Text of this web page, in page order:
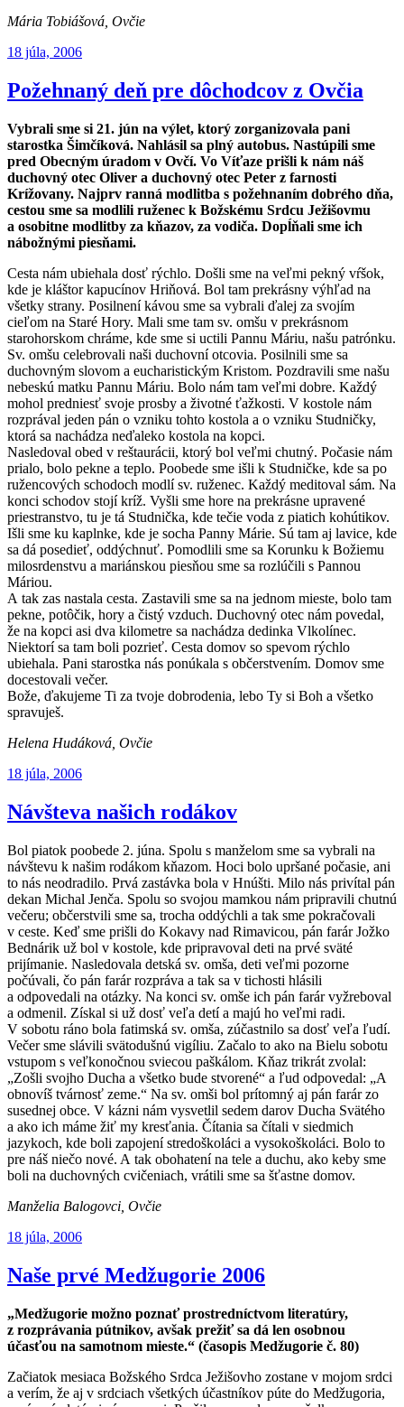
Mária Tobiášová, Ovčie
Publikované
18 júla, 2006
Požehnaný deň pre dôchodcov z Ovčia
Vybrali sme si 21. jún na výlet, ktorý zorganizovala pani
starostka Šimčíková. Nahlásil sa plný autobus. Nastúpili sme
pred Obecným úradom v Ovčí. Vo Víťaze prišli k nám náš
duchovný otec Oliver a duchovný otec Peter z farnosti
Krížovany. Najprv ranná modlitba s požehnaním dobrého dňa,
cestou sme sa modlili ruženec k Božskému Srdcu Ježišovmu
a osobitne modlitby za kňazov, za vodiča. Dopĺňali sme ich
nábožnými piesňami.
Cesta nám ubiehala dosť rýchlo. Došli sme na veľmi pekný vŕšok,
kde je kláštor kapucínov Hriňová. Bol tam prekrásny výhľad na
všetky strany. Posilnení kávou sme sa vybrali ďalej za svojím
cieľom na Staré Hory. Mali sme tam sv. omšu v prekrásnom
starohorskom chráme, kde sme si uctili Pannu Máriu, našu patrónku.
Sv. omšu celebrovali naši duchovní otcovia. Posilnili sme sa
duchovným slovom a eucharistickým Kristom. Pozdravili sme našu
nebeskú matku Pannu Máriu. Bolo nám tam veľmi dobre. Každý
mohol predniesť svoje prosby a životné ťažkosti. V kostole nám
rozprával jeden pán o vzniku tohto kostola a o vzniku Studničky,
ktorá sa nachádza neďaleko kostola na kopci.
Nasledoval obed v reštaurácii, ktorý bol veľmi chutný. Počasie nám
prialo, bolo pekne a teplo. Poobede sme išli k Studničke, kde sa po
ružencových schodoch modlí sv. ruženec. Každý meditoval sám. Na
konci schodov stojí kríž. Vyšli sme hore na prekrásne upravené
priestranstvo, tu je tá Studnička, kde tečie voda z piatich kohútikov.
Išli sme ku kaplnke, kde je socha Panny Márie. Sú tam aj lavice, kde
sa dá posedieť, oddýchnuť. Pomodlili sme sa Korunku k Božiemu
milosrdenstvu a mariánskou piesňou sme sa rozlúčili s Pannou
Máriou.
A tak zas nastala cesta. Zastavili sme sa na jednom mieste, bolo tam
pekne, potôčik, hory a čistý vzduch. Duchovný otec nám povedal,
že na kopci asi dva kilometre sa nachádza dedinka Vlkolínec.
Niektorí sa tam boli pozrieť. Cesta domov so spevom rýchlo
ubiehala. Pani starostka nás ponúkala s občerstvením. Domov sme
docestovali večer.
Bože, ďakujeme Ti za tvoje dobrodenia, lebo Ty si Boh a všetko
spravuješ.
Helena Hudáková, Ovčie
Publikované
18 júla, 2006
Návšteva našich rodákov
Bol piatok poobede 2. júna. Spolu s manželom sme sa vybrali na
návštevu k našim rodákom kňazom. Hoci bolo upršané počasie, ani
to nás neodradilo. Prvá zastávka bola v Hnúšti. Milo nás privítal pán
dekan Michal Jenča. Spolu so svojou mamkou nám pripravili chutnú
večeru; občerstvili sme sa, trocha oddýchli a tak sme pokračovali
v ceste. Keď sme prišli do Kokavy nad Rimavicou, pán farár Jožko
Bednárik už bol v kostole, kde pripravoval deti na prvé sväté
prijímanie. Nasledovala detská sv. omša, deti veľmi pozorne
počúvali, čo pán farár rozpráva a tak sa v tichosti hlásili
a odpovedali na otázky. Na konci sv. omše ich pán farár vyžreboval
a odmenil. Získal si už dosť veľa detí a majú ho veľmi radi.
V sobotu ráno bola fatimská sv. omša, zúčastnilo sa dosť veľa ľudí.
Večer sme slávili svätodušnú vigíliu. Začalo to ako na Bielu sobotu
vstupom s veľkonočnou sviecou paškálom. Kňaz trikrát zvolal:
„Zošli svojho Ducha a všetko bude stvorené“ a ľud odpovedal: „A
obnovíš tvárnosť zeme.“ Na sv. omši bol prítomný aj pán farár zo
susednej obce. V kázni nám vysvetlil sedem darov Ducha Svätého
a ako ich máme žiť my kresťania. Čítania sa čítali v siedmich
jazykoch, kde boli zapojení stredoškoláci a vysokoškoláci. Bolo to
pre náš niečo nové. A tak obohatení na tele a duchu, ako keby sme
boli na duchovných cvičeniach, vrátili sme sa šťastne domov.
Manželia Balogovci, Ovčie
Publikované
18 júla, 2006
Naše prvé Medžugorie 2006
„Medžugorie možno poznať prostredníctvom literatúry,
z rozprávania pútnikov, avšak prežiť sa dá len osobnou
účasťou na samotnom mieste.“ (časopis Medžugorie č. 80)
Začiatok mesiaca Božského Srdca Ježišovho zostane v mojom srdci
a verím, že aj v srdciach všetkých účastníkov púte do Medžugoria,